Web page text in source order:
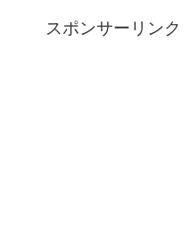
スポンサーリンク